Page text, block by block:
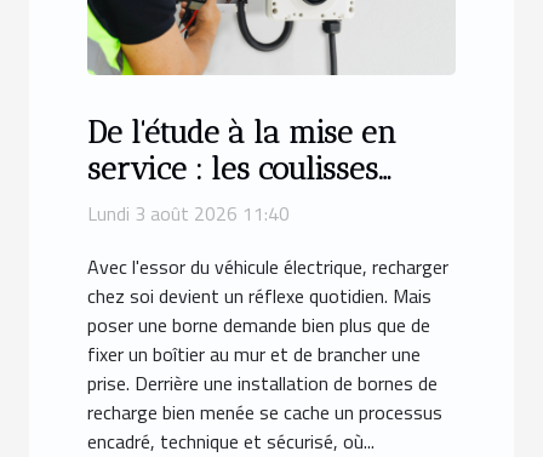
De l'étude à la mise en
service : les coulisses
d'une installation de
Montpellier
Lundi 3 août 2026 11:40
Avec l'essor du véhicule électrique, recharger
chez soi devient un réflexe quotidien. Mais
poser une borne demande bien plus que de
fixer un boîtier au mur et de brancher une
prise. Derrière une installation de bornes de
recharge bien menée se cache un processus
encadré, technique et sécurisé, où...